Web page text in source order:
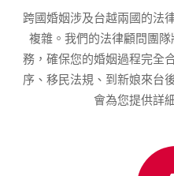
跨國婚姻涉及台越兩國的法
複雜。我們的法律顧問團
務，確保您的婚姻過程完全
序、移民法規、到新娘來台
會為您提供詳